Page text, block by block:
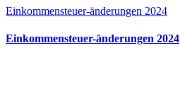
Einkommensteuer-änderungen 2024
Einkommensteuer-änderungen 2024